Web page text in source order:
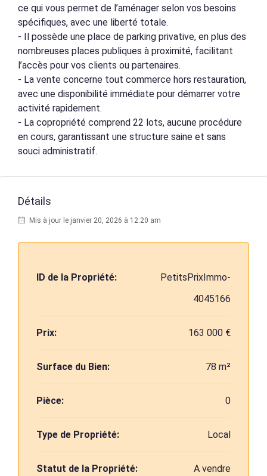
ce qui vous permet de l’aménager selon vos besoins
spécifiques, avec une liberté totale.
- Il possède une place de parking privative, en plus des
nombreuses places publiques à proximité, facilitant
l’accès pour vos clients ou partenaires.
- La vente concerne tout commerce hors restauration,
avec une disponibilité immédiate pour démarrer votre
activité rapidement.
- La copropriété comprend 22 lots, aucune procédure
en cours, garantissant une structure saine et sans
souci administratif.
Détails
Mis à jour le janvier 20, 2026 à 12:20 am
ID de la Propriété:
PetitsPrixImmo-
4045166
Prix: 163 000 €
Surface du Bien: 78 m²
Pièce: 0
Type de Propriété: Local
Statut de la Propriété: A vendre